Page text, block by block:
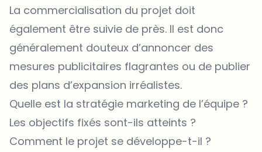
La commercialisation du projet doit
également être suivie de près. Il est donc
généralement douteux d’annoncer des
mesures publicitaires flagrantes ou de publier
des plans d’expansion irréalistes.
Quelle est la stratégie marketing de l’équipe ?
Les objectifs fixés sont-ils atteints ?
Comment le projet se développe-t-il ?